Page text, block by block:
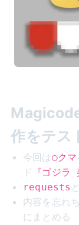
作をテス
今回は○クマ
ド 『ゴジラ
requests と
内容を忘れ
にまとめる